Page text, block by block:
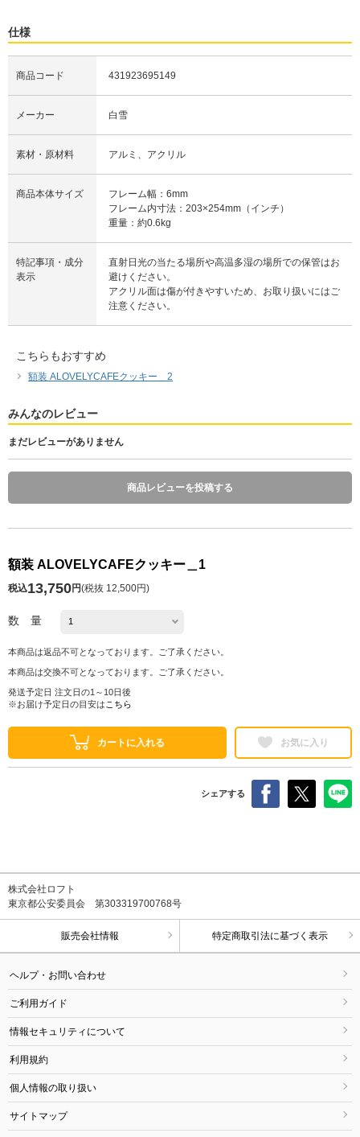
仕様
商品コード 431923695149
メーカー 白雪
素材・原材料 アルミ、アクリル
商品本体サイズ
フレーム幅：6mm
フレーム内寸法：203×254mm（インチ）
重量：約0.6kg
特記事項・成分
表示
直射日光の当たる場所や高温多湿の場所での保管はお
避けください。
アクリル面は傷が付きやすいため、お取り扱いにはご
注意ください。
こちらもおすすめ
額装 ALOVELYCAFEクッキー＿2
みんなのレビュー
まだレビューがありません
商品レビューを投稿する
額装 ALOVELYCAFEクッキー＿1
税込13,750円(税抜 12,500円)
数 量
本商品は返品不可となっております。ご了承ください。
本商品は交換不可となっております。ご了承ください。
発送予定日 注文日の1～10日後
※お届け予定日の目安は こちら
カートに入れる お気に入り
シェアする
株式会社ロフト
東京都公安委員会 第303319700768号
販売会社情報 特定商取引法に基づく表示
ヘルプ・お問い合わせ
ご利用ガイド
情報セキュリティについて
利用規約
個人情報の取り扱い
サイトマップ